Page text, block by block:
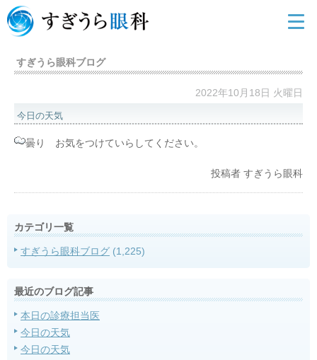
すぎうら眼科ブログ
2022年10月18日 火曜日
今日の天気
曇り お気をつけていらしてください。
投稿者 すぎうら眼科
カテゴリ一覧
すぎうら眼科ブログ (1,225)
最近のブログ記事
本日の診療担当医
今日の天気
今日の天気